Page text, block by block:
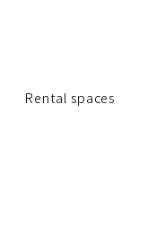
Rental spaces